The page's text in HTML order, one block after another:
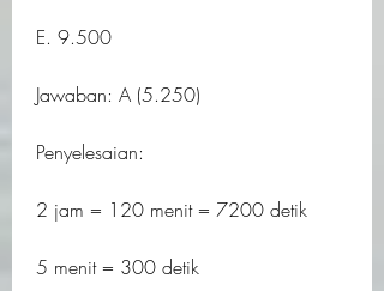
E. 9.500
Jawaban: A (5.250)
Penyelesaian:
2 jam = 120 menit = 7200 detik
5 menit = 300 detik